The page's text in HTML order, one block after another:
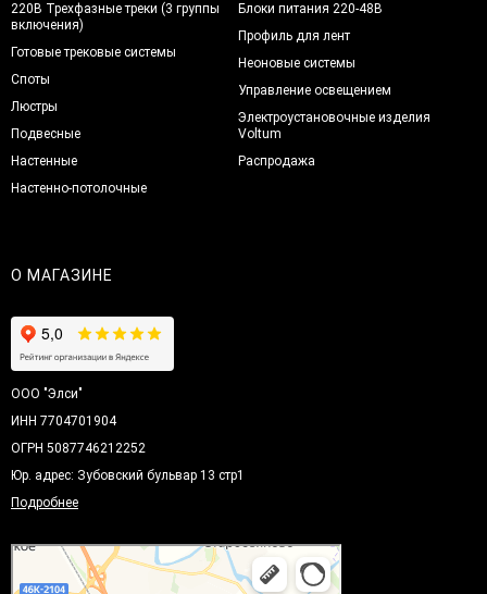
220В Трехфазные треки (3 группы
включения)
Готовые трековые системы
Споты
Люстры
Подвесные
Настенные
Настенно-потолочные
Блоки питания 220-48В
Профиль для лент
Неоновые системы
Управление освещением
Электроустановочные изделия
Voltum
Распродажа
О МАГАЗИНЕ
ООО "Элси"
ИНН 7704701904
ОГРН 5087746212252
Юр. адрес: Зубовский бульвар 13 стр1
Подробнее